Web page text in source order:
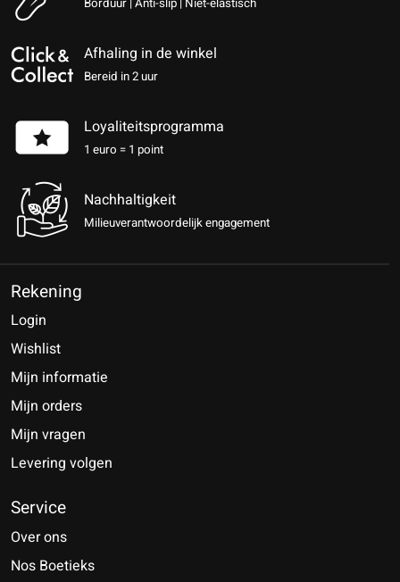
Afhaling in de winkel
Bereid in 2 uur
Loyaliteitsprogramma
1 euro = 1 point
Nachhaltigkeit
Milieuverantwoordelijk engagement
Rekening
Login
Wishlist
Mijn informatie
Mijn orders
Mijn vragen
Levering volgen
Service
Over ons
Nos Boetieks